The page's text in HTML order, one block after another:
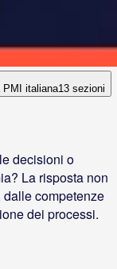
PMI italiana13 sezioni
decisioni o
La risposta non
competenze
dei processi.